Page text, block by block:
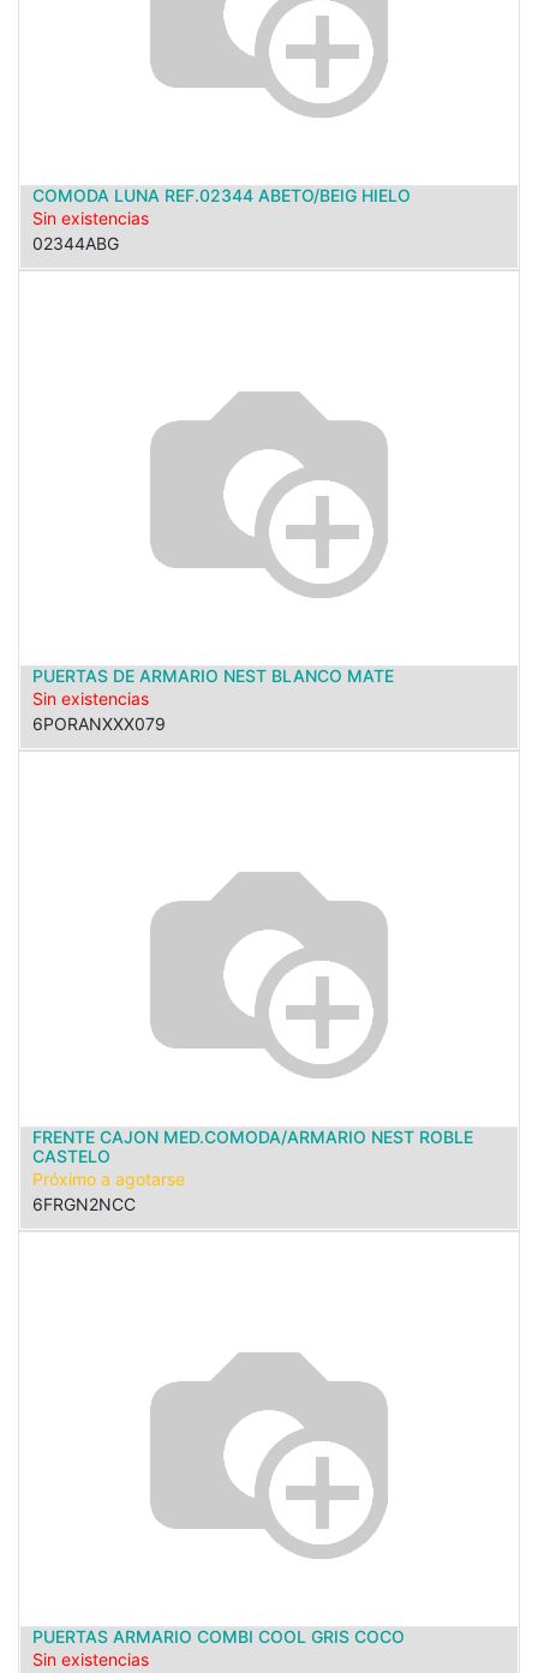
COMODA LUNA REF.02344 ABETO/BEIG HIELO
Sin existencias
02344ABG
PUERTAS DE ARMARIO NEST BLANCO MATE
Sin existencias
6PORANXXX079
FRENTE CAJON MED.COMODA/ARMARIO NEST ROBLE
CASTELO
Próximo a agotarse
6FRGN2NCC
PUERTAS ARMARIO COMBI COOL GRIS COCO
Sin existencias